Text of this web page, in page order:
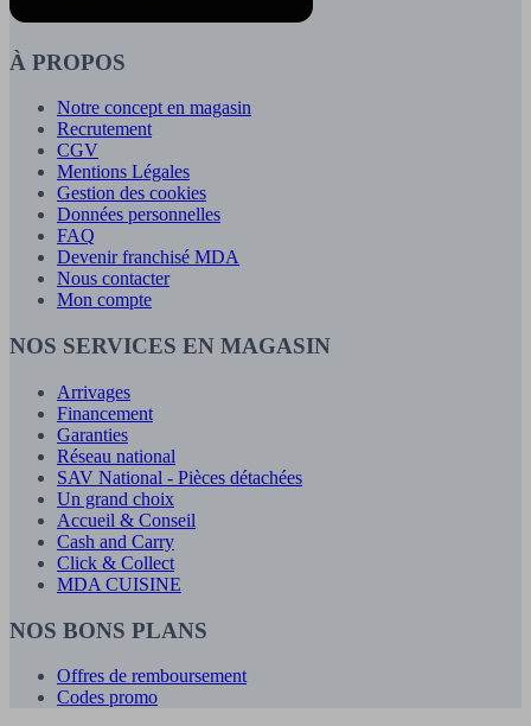
À PROPOS
Notre concept en magasin
Recrutement
CGV
Mentions Légales
Gestion des cookies
Données personnelles
FAQ
Devenir franchisé MDA
Nous contacter
Mon compte
NOS SERVICES EN MAGASIN
Arrivages
Financement
Garanties
Réseau national
SAV National - Pièces détachées
Un grand choix
Accueil & Conseil
Cash and Carry
Click & Collect
MDA CUISINE
NOS BONS PLANS
Offres de remboursement
Codes promo